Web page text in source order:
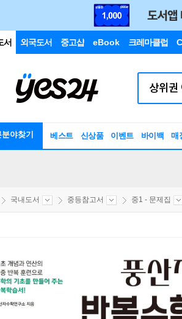
서 외국도서 중고샵 eBook 크레마클럽
야찾기 베스트 신상품 이벤트 바이백 매
국내도서 중등참고서 중1 - 문제집